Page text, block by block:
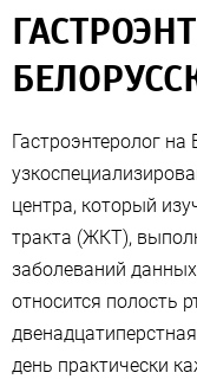
Гастроэнтеролог на
центра, который
тракта (ЖКТ),
заболеваний
относится полость
день практически